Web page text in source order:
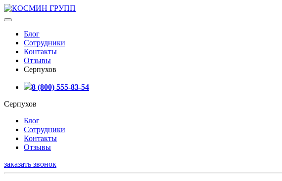
Блог
Сотрудники
Контакты
Отзывы
Серпухов
8 (800) 555-83-54
Серпухов
Блог
Сотрудники
Контакты
Отзывы
заказать звонок